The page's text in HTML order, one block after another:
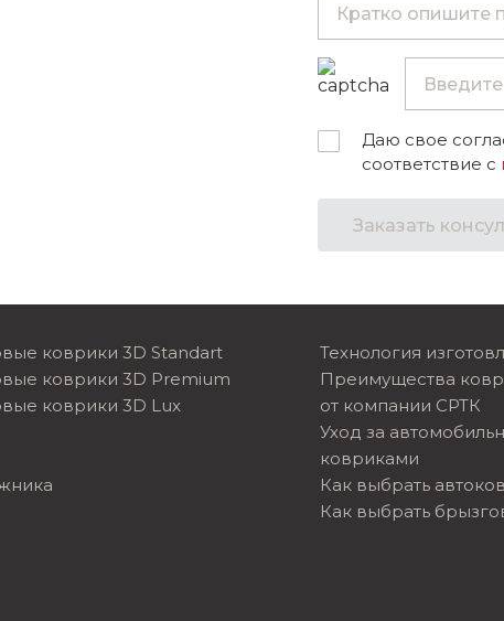
Даю свое
соответствие с
Заказать
коврики 3D Standart
коврики 3D Premium
коврики 3D Lux
Технология
Преимущества
от компании СРТК
Уход за
ковриками
Как выбрать
Как выбрать